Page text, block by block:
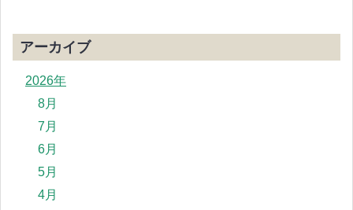
アーカイブ
2026年
8月
7月
6月
5月
4月